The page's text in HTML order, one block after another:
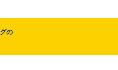
富な品揃えで差別化、酒類ECでモ
の